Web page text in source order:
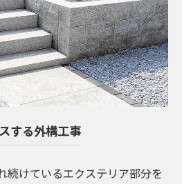
する外構工事
続けているエクステリア部分を